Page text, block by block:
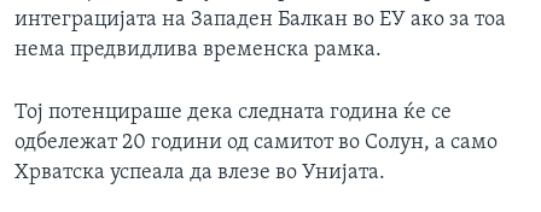
интеграцијата на Западен Балкан во ЕУ ако за тоа
нема предвидлива временска рамка.
Тој потенцираше дека следната година ќе се
одбележат 20 години од самитот во Солун, а само
Хрватска успеала да влезе во Унијата.